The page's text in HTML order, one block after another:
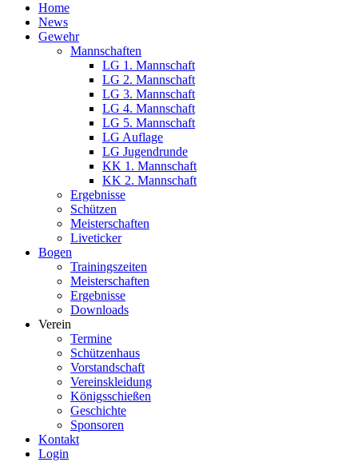
Home
News
Gewehr
Mannschaften
LG 1. Mannschaft
LG 2. Mannschaft
LG 3. Mannschaft
LG 4. Mannschaft
LG 5. Mannschaft
LG Auflage
LG Jugendrunde
KK 1. Mannschaft
KK 2. Mannschaft
Ergebnisse
Schützen
Meisterschaften
Liveticker
Bogen
Trainingszeiten
Meisterschaften
Ergebnisse
Downloads
Verein
Termine
Schützenhaus
Vorstandschaft
Vereinskleidung
Königsschießen
Geschichte
Sponsoren
Kontakt
Login